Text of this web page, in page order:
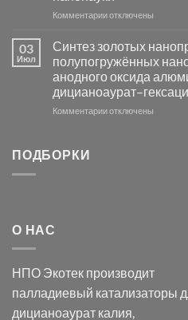
Серебра-
в
видимом
свете
с
помощью
модификации
Комментариик
серебра
с
электродов
серебра
и
отключены
03
Июл
Синтез золотых
полупогружённых
анодного оксида
Комментариик
оксида
в
электролите
отключены
ПОДБОРКИ
О НАС
НПО Экотек производит
палладиевый катализаторы
дицианоаурат калия,